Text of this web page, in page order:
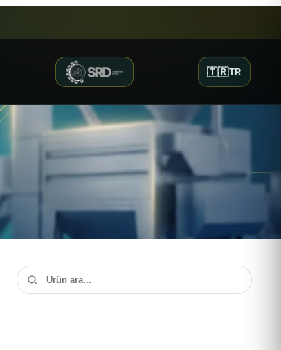
🇹🇷TR